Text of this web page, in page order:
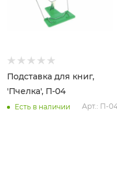
Подставка для книг,
'Пчелка', П-04
Есть в наличии Арт.: П-